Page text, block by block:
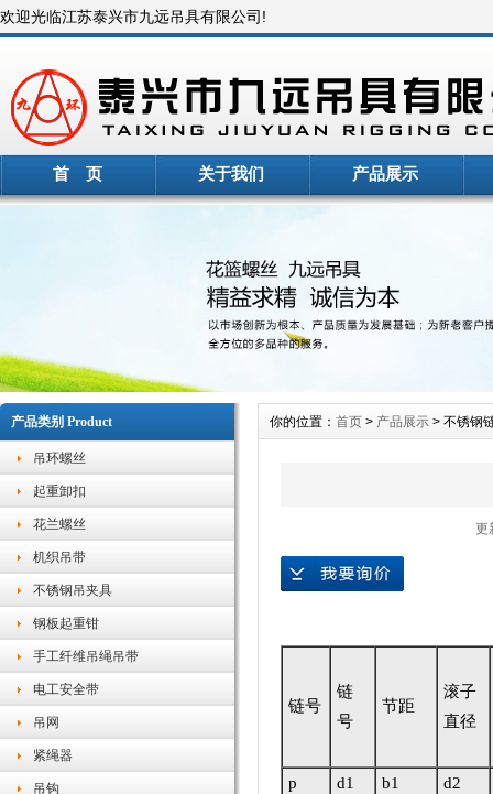
欢迎光临江苏泰兴市九远吊具有限公司!
首 页 关于我们 产品展示
产品类别 Product
吊环螺丝
起重卸扣
花兰螺丝
机织吊带
不锈钢吊夹具
钢板起重钳
手工纤维吊绳吊带
电工安全带
吊网
紧绳器
吊钩
你的位置： 首页 > 产品展示 > 不锈钢
更
链号
链
号
节距
滚子
直径
p d1 b1
d2